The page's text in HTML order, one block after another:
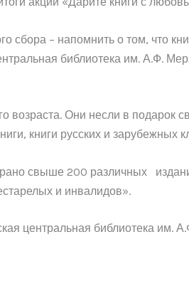
сбора – напомнить о том,
библиотека им. А.Ф.
возраста. Они несли в
книги русских и зарубежных
свыше 200 различных
и инвалидов».
центральная библиотека им.